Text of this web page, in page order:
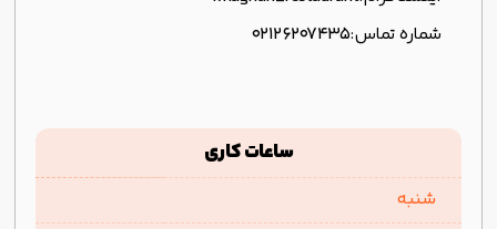
شماره تماس:02126207435
ساعات کاری
شنبه